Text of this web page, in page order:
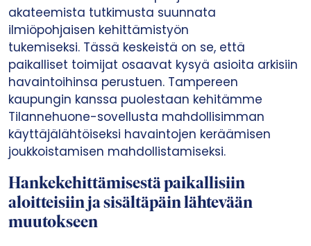
akateemista tutkimusta suunnata
ilmiöpohjaisen kehittämistyön
tukemiseksi. Tässä keskeistä on se, että
paikalliset toimijat osaavat kysyä asioita arkisiin
havaintoihinsa perustuen. Tampereen
kaupungin kanssa puolestaan kehitämme
Tilannehuone-sovellusta mahdollisimman
käyttäjälähtöiseksi havaintojen keräämisen
joukkoistamisen mahdollistamiseksi.
Hankekehittämisestä paikallisiin
aloitteisiin ja sisältäpäin lähtevään
muutokseen